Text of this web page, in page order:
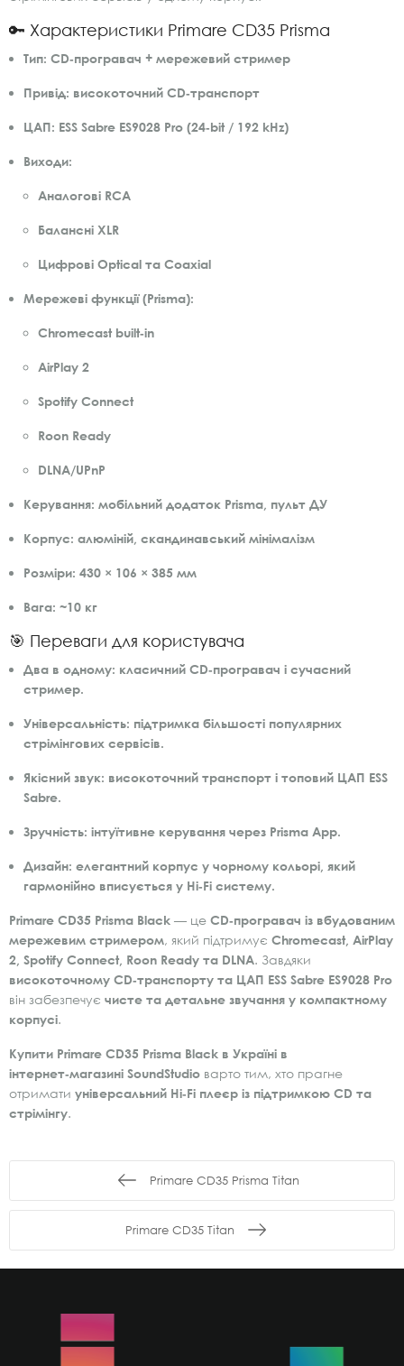
🔑 Характеристики Primare CD35 Prisma
Тип: CD‑програвач + мережевий стример
Привід: високоточний CD‑транспорт
ЦАП: ESS Sabre ES9028 Pro (24‑bit / 192 kHz)
Виходи:
Аналогові RCA
Балансні XLR
Цифрові Optical та Coaxial
Мережеві функції (Prisma):
Chromecast built‑in
AirPlay 2
Spotify Connect
Roon Ready
DLNA/UPnP
Керування: мобільний додаток Prisma, пульт ДУ
Корпус: алюміній, скандинавський мінімалізм
Розміри: 430 × 106 × 385 мм
Вага: ~10 кг
🎯 Переваги для користувача
Два в одному: класичний CD‑програвач і сучасний
стример.
Універсальність: підтримка більшості популярних
стрімінгових сервісів.
Якісний звук: високоточний транспорт і топовий ЦАП ESS
Sabre.
Зручність: інтуїтивне керування через Prisma App.
Дизайн: елегантний корпус у чорному кольорі, який
гармонійно вписується у Hi‑Fi систему.
Primare CD35 Prisma Black — це CD‑програвач із вбудованим
мережевим стримером, який підтримує Chromecast, AirPlay
2, Spotify Connect, Roon Ready та DLNA. Завдяки
високоточному CD‑транспорту та ЦАП ESS Sabre ES9028 Pro
він забезпечує чисте та детальне звучання у компактному
корпусі.
Купити Primare CD35 Prisma Black в Україні в
інтернет‑магазині SoundStudio варто тим, хто прагне
отримати універсальний Hi‑Fi плеєр із підтримкою CD та
стрімінгу.
Primare CD35 Prisma Titan
Primare CD35 Titan